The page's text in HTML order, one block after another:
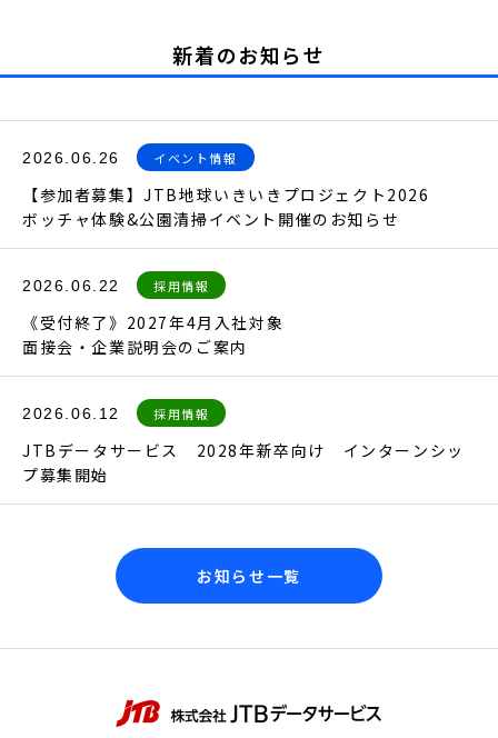
新着のお知らせ
2026.06.26 イベント情報
【参加者募集】JTB地球いきいきプロジェクト2026
ボッチャ体験&公園清掃イベント開催のお知らせ
2026.06.22 採用情報
《受付終了》2027年4月入社対象
面接会・企業説明会のご案内
2026.06.12 採用情報
JTBデータサービス 2028年新卒向け インターンシッ
プ募集開始
お知らせ一覧